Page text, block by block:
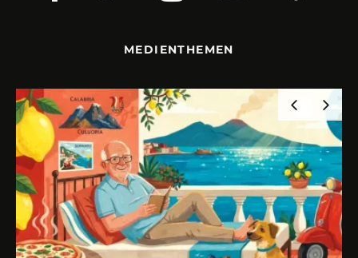
MEDIENTHEMEN